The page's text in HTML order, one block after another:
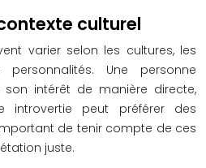
culturel
varier selon les cultures, les
Une personne
son intérêt de manière directe,
introvertie peut préférer des
de tenir compte de ces
juste.